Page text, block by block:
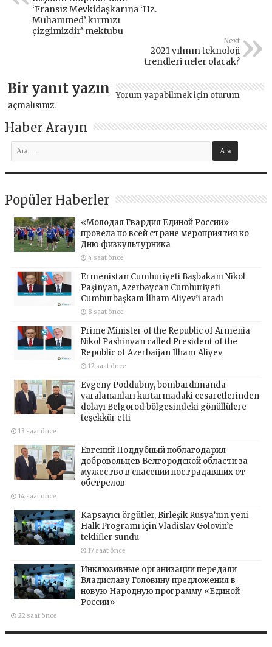
‘Fransız Mevkidaşkarına ‘Hz.
Muhammed’ kırmızı
çizgimizdir’ mektubu
Next
2021 yılının teknoloji
trendleri neler olacak?
Bir yanıt yazın Yorum yapabilmek için oturum
açmalısınız.
Haber Arayın
Popüler Haberler
«Молодая Гвардия Единой России»
провела по всей стране мероприятия ко
Дню физкультурника
4 saat önce
Ermenistan Cumhuriyeti Başbakanı Nikol
Paşinyan, Azerbaycan Cumhuriyeti
Cumhurbaşkanı İlham Aliyev’i aradı
8 saat önce
Prime Minister of the Republic of Armenia
Nikol Pashinyan called President of the
Republic of Azerbaijan Ilham Aliyev
12 saat önce
Evgeny Poddubny, bombardımanda
yaralananları kurtarmadaki cesaretlerinden
dolayı Belgorod bölgesindeki gönüllülere
teşekkür etti
13 saat önce
Евгений Поддубный поблагодарил
добровольцев Белгородской области за
мужество в спасении пострадавших от
обстрелов
14 saat önce
Kapsayıcı örgütler, Birleşik Rusya’nın yeni
Halk Programı için Vladislav Golovin’e
teklifler sundu
17 saat önce
Инклюзивные организации передали
Владиславу Головину предложения в
новую Народную программу «Единой
России»
22 saat önce